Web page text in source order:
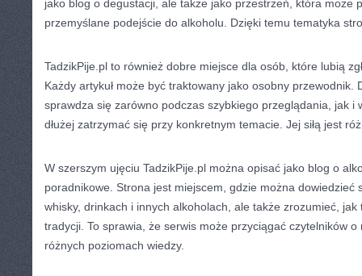
jako blog o degustacji, ale także jako przestrzeń, która może
przemyślane podejście do alkoholu. Dzięki temu tematyka
TadzikPije.pl to również dobre miejsce dla osób, które lubią
Każdy artykuł może być traktowany jako osobny przewodnik.
sprawdza się zarówno podczas szybkiego przeglądania, jak i
dłużej zatrzymać się przy konkretnym temacie. Jej siłą jest
W szerszym ujęciu TadzikPije.pl można opisać jako blog o
poradnikowe. Strona jest miejscem, gdzie można dowiedzieć
whisky, drinkach i innych alkoholach, ale także zrozumieć,
tradycji. To sprawia, że serwis może przyciągać czytelników
różnych poziomach wiedzy.